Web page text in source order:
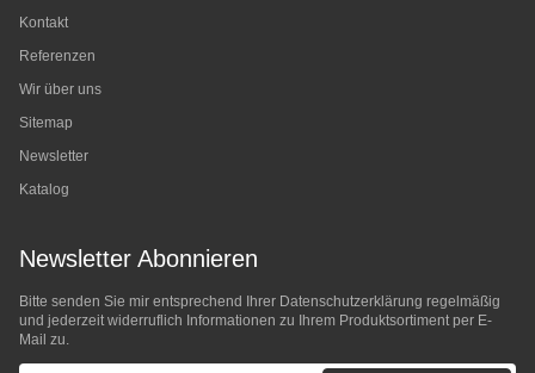
Kontakt
Referenzen
Wir über uns
Sitemap
Newsletter
Katalog
Newsletter Abonnieren
Bitte senden Sie mir entsprechend Ihrer Datenschutzerklärung regelmäßig
und jederzeit widerruflich Informationen zu Ihrem Produktsortiment per E-
Mail zu.